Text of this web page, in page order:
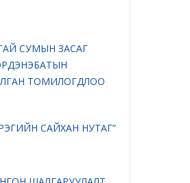
СУМЫН ЗАСАГ
ТОМИЛОГДЛОО
САЙХАН НУТАГ”